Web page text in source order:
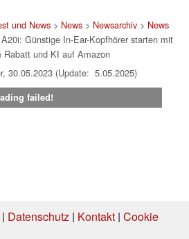
und News> News> Newsarchiv> News
Günstige In-Ear-Kopfhörer starten mit
Rabatt und KI auf Amazon
30.05.2023 (Update: 5.05.2025)
failed!
Datenschutz| Kontakt| Cookie